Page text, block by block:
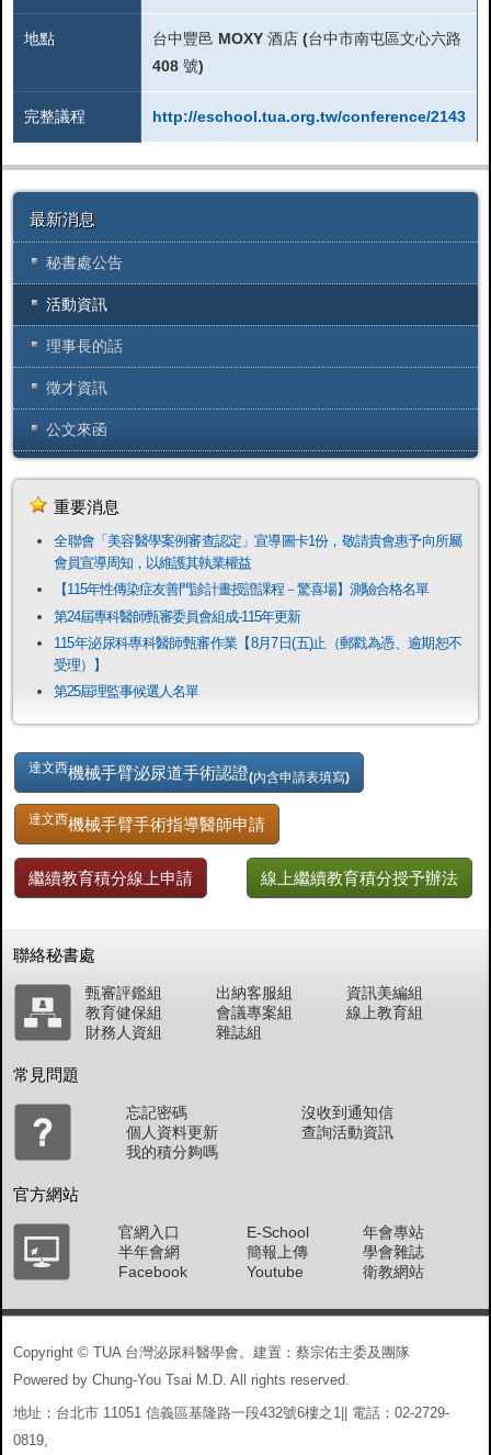
地點
台中豐邑 MOXY 酒店 (台中市南屯區文心六路
408 號)
完整議程 http://eschool.tua.org.tw/conference/2143
最新消息
秘書處公告
活動資訊
理事長的話
徵才資訊
公文來函
重要消息
全聯會「​美容醫學案例審查認定」宣導圖卡1份，敬請貴會惠予向所屬
會員宣導周知，以維護其執業權益
【115年性傳染症友善門診計畫授證課程－驚喜場】測驗合格名單
第24屆專科醫師甄審委員會組成-115年更新
115年泌尿科專科醫師甄審作業【8月7日(五)止（郵戳為憑、逾期恕不
受理）】
第25屆理監事候選人名單
達文西機械手臂泌尿道手術認證(內含申請表填寫)
達文西機械手臂手術指導醫師申請
繼續教育積分線上申請 線上繼續教育積分授予辦法
聯絡秘書處
甄審評鑑組
教育健保組
財務人資組
出納客服組
會議專案組
雜誌組
資訊美編組
線上教育組
常見問題
忘記密碼
個人資料更新
我的積分夠嗎
沒收到通知信
查詢活動資訊
官方網站
官網入口
半年會網
Facebook
E-School
簡報上傳
Youtube
年會專站
學會雜誌
衛教網站
Copyright © TUA 台灣泌尿科醫學會。建置：蔡宗佑主委及團隊
Powered by Chung-You Tsai M.D. All rights reserved.
地址：台北市 11051 信義區基隆路一段432號6樓之1|| 電話：02-2729-
0819,